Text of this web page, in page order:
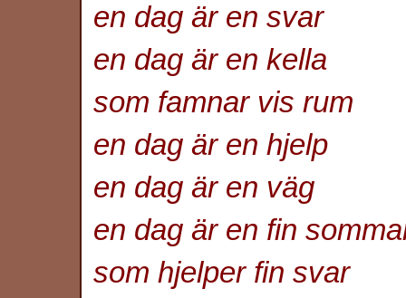
en dag är en svar
en dag är en kella
som famnar vis rum
en dag är en hjelp
en dag är en väg
en dag är en fin
som hjelper fin svar